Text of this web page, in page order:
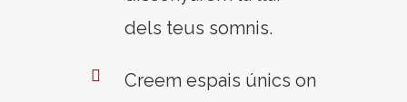
dels teus somnis.
Creem espais únics on